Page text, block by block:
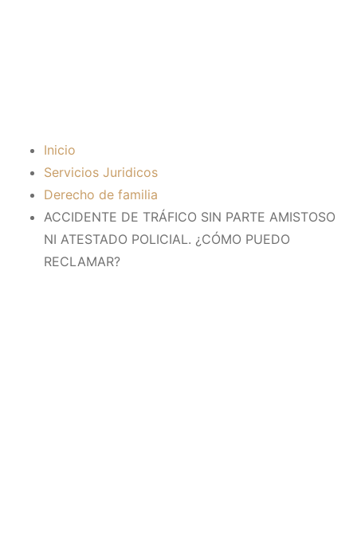
Inicio
Servicios Juridicos
Derecho de familia
ACCIDENTE DE TRÁFICO SIN PARTE AMISTOSO
NI ATESTADO POLICIAL. ¿CÓMO PUEDO
RECLAMAR?